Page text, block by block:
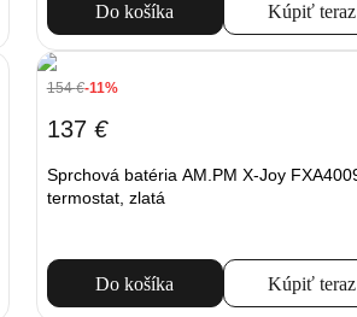
Do košíka Kúpiť teraz
154€-11%
137 €
Sprchová batéria AM.PM X-Joy
termostat, zlatá
Do košíka Kúpiť teraz